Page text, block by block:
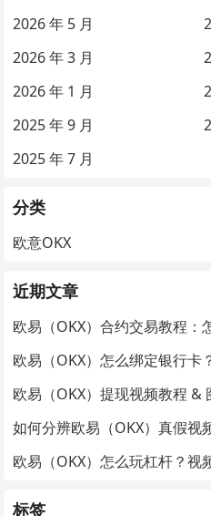
2026 年 5 月
2026 年 3 月
2026 年 1 月
2025 年 9 月
2025 年 7 月
分类
欧意OKX
近期文章
欧易（OKX）合约交易教程：
欧易（OKX）怎么绑定银行卡
欧易（OKX）提现视频教程 &
如何分辨欧易（OKX）真假视
欧易（OKX）怎么玩杠杆？视
标签